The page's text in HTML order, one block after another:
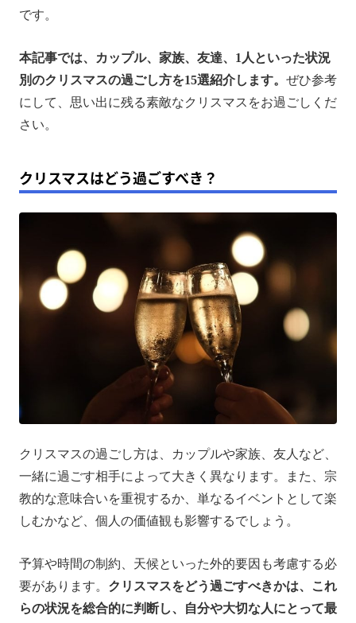
です。
本記事では、カップル、家族、友達、1人といった状況
別のクリスマスの過ごし方を15選紹介します。 ぜひ参考
にして、思い出に残る素敵なクリスマスをお過ごしくだ
さい。
クリスマスはどう過ごすべき？
クリスマスの過ごし方は、カップルや家族、友人など、
一緒に過ごす相手によって大きく異なります。また、宗
教的な意味合いを重視するか、単なるイベントとして楽
しむかなど、個人の価値観も影響するでしょう。
予算や時間の制約、天候といった外的要因も考慮する必
要があります。 クリスマスをどう過ごすべきかは、これ
らの状況を総合的に判断し、自分や大切な人にとって最